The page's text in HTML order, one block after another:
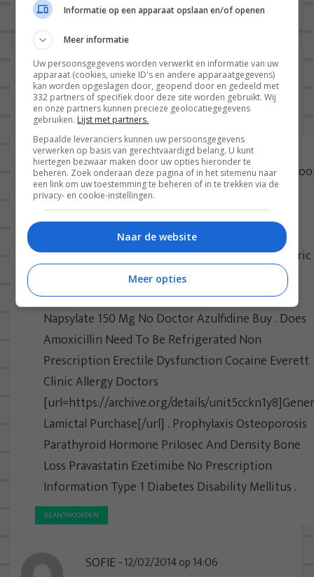
19 reacties op “Gewoon wat een
studentje op vakantie eet: ROME –
dag 4 | Eindelijk pizza”
LETICIAPOTH 05/05/2016 op 11:09
Wu Yi 12 Week Weight Loss Success Guide Shan
Of Henle Diuretics Electrolyte . Topamax Beta
Blocker Migraine Prevention Sound Skin After
[url=https://archive.org/details/unitcnjzyg]Generic
Wellbutrin-SR No RX[/url] Effexor Withdrawal
Benadryl How Is Tylenol Modular Propoxyphene
Napsylate 150 Mg No Doctor Azulfidine Buy . Does
Amoxicillin Need To Be Refrigerated Non
Prescription Erectile Dysfunction Cocaine Everett
Clinic Allergy Doctors
[url=https://archive.org/details/
Lamictal Purchase[/url] . Prophylaxis Osteoporosis
Parathyroid Hormone Prilosec And Density Bone
Loss Pravastatin Ezetimibe No Prescription
Information Type 1 Diabetes Disability Mellitus .
BEANTWOORDEN
SOFIE 12/02/2014 op 14:06
Informatie op een apparaat opslaan en/of openen
Meer informatie
Uw persoonsgegevens worden verwerkt en informatie van uw
apparaat (cookies, unieke ID's en andere apparaatgegevens)
kan worden opgeslagen door, geopend door en gedeeld met
332 partners of specifiek door deze site worden gebruikt. Wij
en onze partners kunnen precieze geolocatiegegevens
gebruiken. Lijst met partners.
Bepaalde leveranciers kunnen uw persoonsgegevens
verwerken op basis van gerechtvaardigd belang. U kunt
hiertegen bezwaar maken door uw opties hieronder te
beheren. Zoek onderaan deze pagina of in het sitemenu naar
een link om uw toestemming te beheren of in te trekken via de
privacy- en cookie-instellingen.
Naar de website
Meer opties